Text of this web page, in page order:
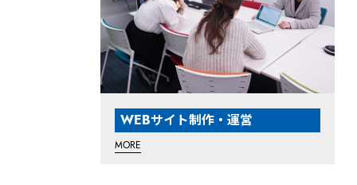
WEBサイト制作・運営
MORE